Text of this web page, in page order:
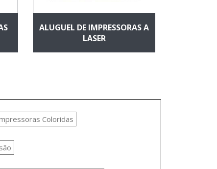
ALUGUEL DE IMPRESSORAS A
LASER
Coloridas